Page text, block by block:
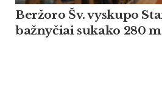
Beržoro Šv. vyskupo
bažnyčiai sukako 280